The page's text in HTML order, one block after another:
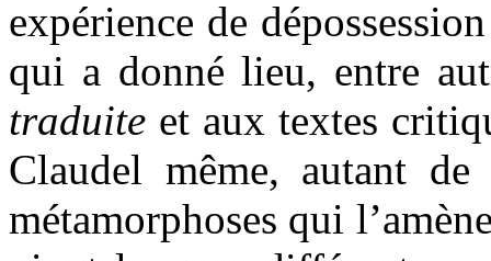
expérience de
qui a donné lieu, entre
traduite et aux textes
Claudel même, autant
métamorphoses qui